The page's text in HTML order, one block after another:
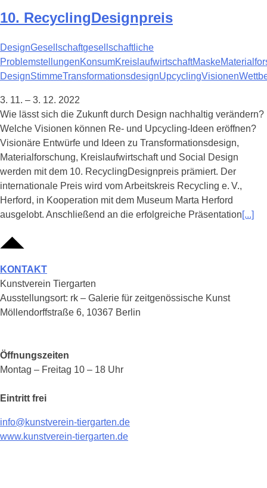
10. RecyclingDesignpreis
DesignGesellschaftgesellschaftliche
ProblemstellungenKonsumKreislaufwirtschaftMaske
DesignStimmeTransformationsdesignUpcyclingVisionen
3. 11. – 3. 12. 2022
Wie lässt sich die Zukunft durch Design nachhaltig verändern?
Welche Visionen können Re- und Upcycling-Ideen eröffnen?
Visionäre Entwürfe und Ideen zu Transformationsdesign,
Materialforschung, Kreislaufwirtschaft und Social Design
werden mit dem 10. RecyclingDesignpreis prämiert. Der
internationale Preis wird vom Arbeitskreis Recycling e. V.,
Herford, in Kooperation mit dem Museum Marta Herford
ausgelobt. Anschließend an die erfolgreiche Präsentation[...]
KONTAKT
Kunstverein Tiergarten
Ausstellungsort: rk – Galerie für zeitgenössische Kunst
Möllendorffstraße 6, 10367 Berlin
Öffnungszeiten
Montag – Freitag 10 – 18 Uhr
Eintritt frei
info@kunstverein-tiergarten.de
www.kunstverein-tiergarten.de